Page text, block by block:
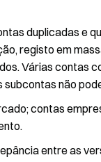
duplicadas e
registo em
Várias contas
subcontas não
contas
entre as